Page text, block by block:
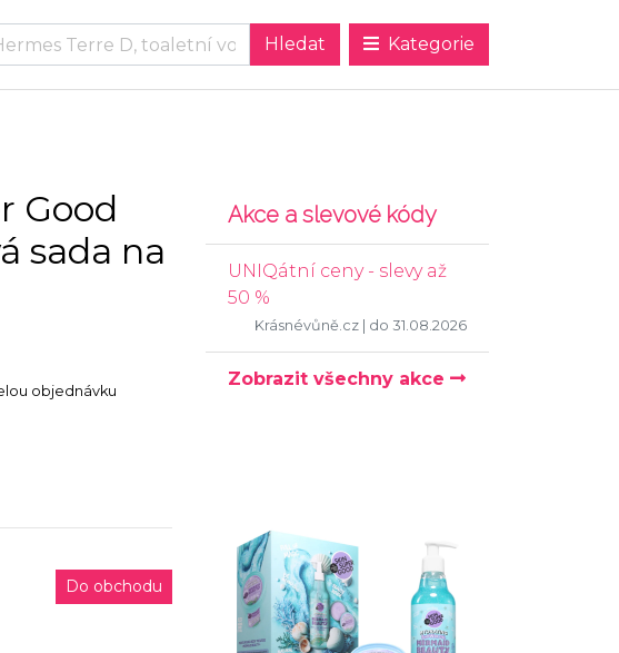
Kategorie
Good
sada na
objednávku
Do obchodu
Akce a slevové kódy
UNIQátní ceny - slevy až
50 %
Krásnévůně.cz | do 31.08.2026
Zobrazit všechny akce